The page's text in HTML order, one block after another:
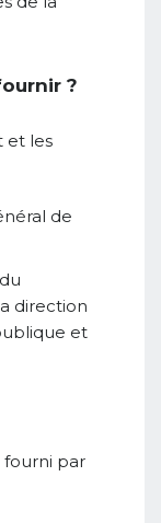
?
et les
de
direction
et
par